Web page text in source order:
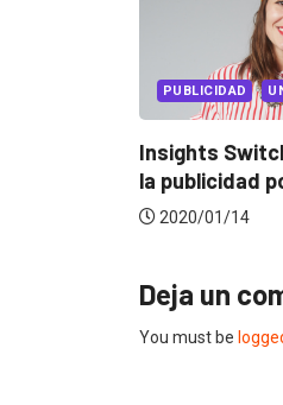
Madrigal cambió
EVENTOS LUX
Conoce a los
Lux Awards 2019
2019/12/04
Deja un
You must be